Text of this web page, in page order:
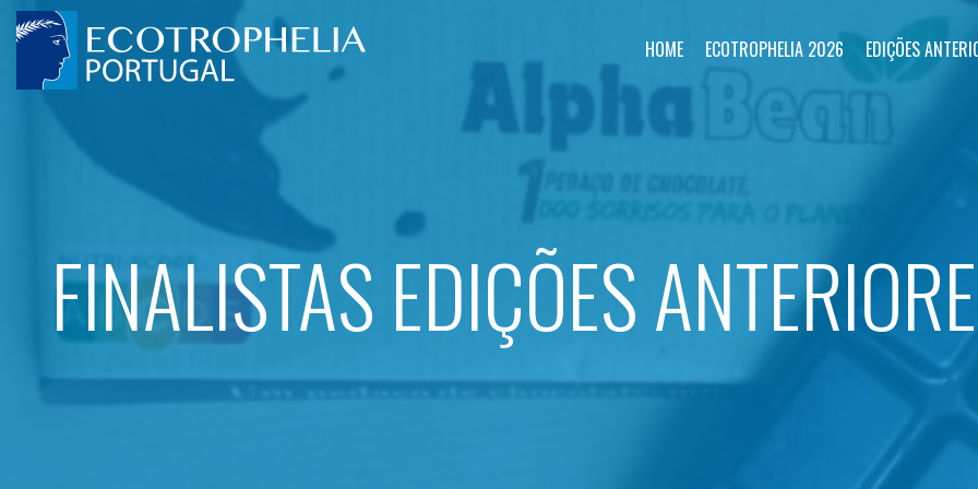
HOME ECOTROPHELIA 2026 EDIÇÕES
FINALISTAS EDIÇÕES